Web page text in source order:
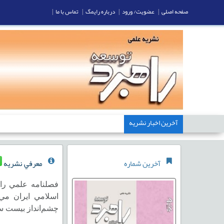
آخرین اخبار نشریه
آخرین شماره معرفي نشريه
فصلنامه علمي
اسلامي ايران
چشم‌انداز بيست
صفحه اصلی | عضویت/ ورود | درباره رایمگ | تماس با ما |